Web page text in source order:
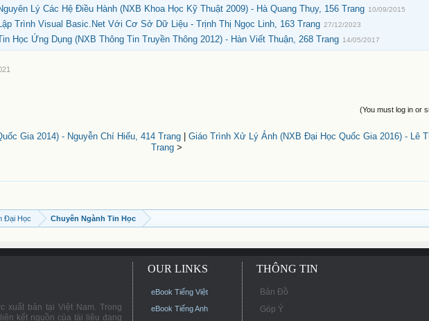
Lý Các Hệ Điều Hành (NXB Khoa Học Kỹ Thuật 2009) - Hà Quang Thụy, 156 Trang 10/09/2015
Trình Visual Basic.Net Với Cơ Sở Dữ Liệu - Trịnh Thị Ngọc Linh, 163 Trang 27/12/2023
Học Ứng Dụng (NXB Thông Tin Truyền Thông 2012) - Hàn Viết Thuận, 268 Trang 14/05/2017
(You must log in or
Gia 2014) - Nguyễn Chí Hiếu, 414 Trang
Giáo Trình Xử Lý Ảnh (NXB Đại Học Quốc Gia 2016) - Lê
Trang>
Đại Học Chuyên Ngành Tin Học
xuất bản tại Việt Nam. Trong
kết nguồn của tài liệu đang
OUR LINKS
eBook Tiếng Việt
eBook Tiếng Anh
THÔNG TIN
Bản Đồ
Góp Ý